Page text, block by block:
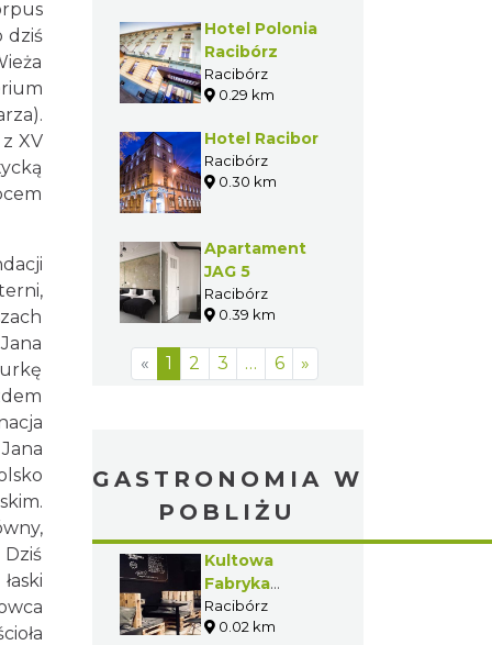
dziś
XV
Hotel Polonia
Racibórz
Racibórz
0.29 km
Hotel Racibor
Racibórz
0.30 km
Apartament
JAG 5
Racibórz
0.39 km
« 1 2 3 … 6 »
GASTRONOMIA W
POBLIŻU
Kultowa
Fabryka
Zapiekanek
Racibórz
0.02 km